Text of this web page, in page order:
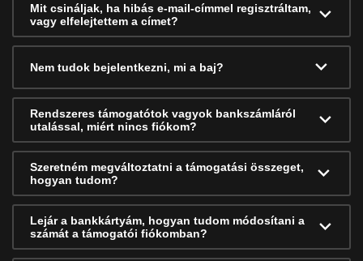
Mit csináljak, ha hibás e-mail-címmel regisztráltam,
vagy elfelejtettem a címet?
Nem tudok bejelentkezni, mi a baj?
Rendszeres támogatótok vagyok bankszámláról
utalással, miért nincs fiókom?
Szeretném megváltoztatni a támogatási összeget,
hogyan tudom?
Lejár a bankkártyám, hogyan tudom módosítani a
számát a támogatói fiókomban?